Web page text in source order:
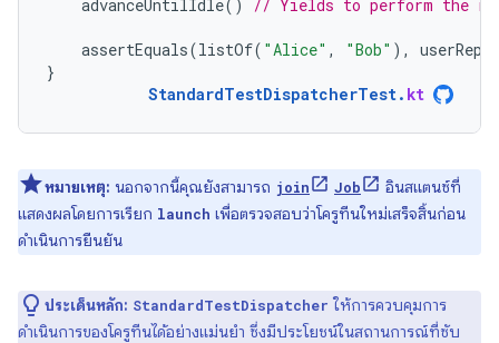
advanceUntilIdle() // Yields to perform the
assertEquals(listOf( "Alice" , "Bob" ), userRepo
}
StandardTestDispatcherTest. kt
หมายเหตุ: นอกจากนี้คุณยังสามารถ join Job
อินสแตนซ์ที่
แสดงผลโดยการเรียก launch เพื่อตรวจสอบว่าโครูทีนใหม่เสร็จสิ้นก่อน
ดำเนินการยืนยัน
ประเด็นหลัก: StandardTestDispatcher ให้การควบคุมการ
ดำเนินการของโครูทีนได้อย่างแม่นยำ ซึ่งมีประโยชน์ในสถานการณ์ที่ซับ